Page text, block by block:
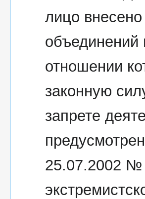
лицо
объединений
отношении
законную
запрете
25.07.2002 №